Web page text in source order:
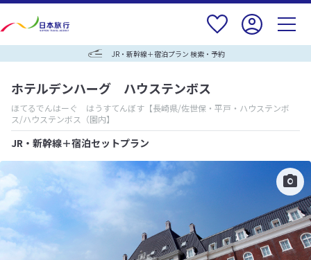
JR・新幹線＋宿泊プラン 検索・予約
ホテルデンハーグ ハウステンボス
ほてるでんはーぐ はうすてんぼす 【長崎県/佐世保・平戸・ハウステンボ
ス/ハウステンボス（園内】
JR・新幹線＋宿泊セットプラン